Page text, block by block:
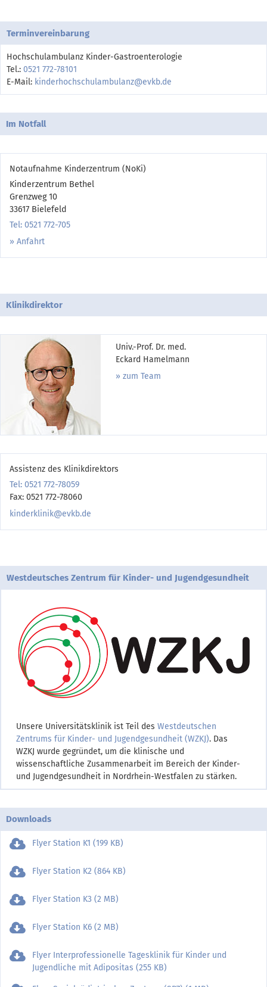
Terminvereinbarung
Hochschulambulanz Kinder-Gastroenterologie
Tel.: 0521 772-78101
E-Mail: kinderhochschulambulanz@evkb.de
Im Notfall
Notaufnahme Kinderzentrum (NoKi)
Kinderzentrum Bethel
Grenzweg 10
33617 Bielefeld
Tel: 0521 772-705
Anfahrt
Klinikdirektor
Univ.-Prof. Dr. med.
Eckard Hamelmann
zum Team
Assistenz des Klinikdirektors
Tel: 0521 772-78059
Fax: 0521 772-78060
kinderklinik@evkb.de
Westdeutsches Zentrum für Kinder- und Jugendgesundheit
Unsere Universitätsklinik ist Teil des Westdeutschen
Zentrums für Kinder- und Jugendgesundheit (WZKJ). Das
WZKJ wurde gegründet, um die klinische und
wissenschaftliche Zusammenarbeit im Bereich der Kinder-
und Jugendgesundheit in Nordrhein-Westfalen zu stärken.
Downloads
Flyer Station K1 (199 KB)
Flyer Station K2 (864 KB)
Flyer Station K3 (2 MB)
Flyer Station K6 (2 MB)
Flyer Interprofessionelle Tagesklinik für Kinder und
Jugendliche mit Adipositas (255 KB)